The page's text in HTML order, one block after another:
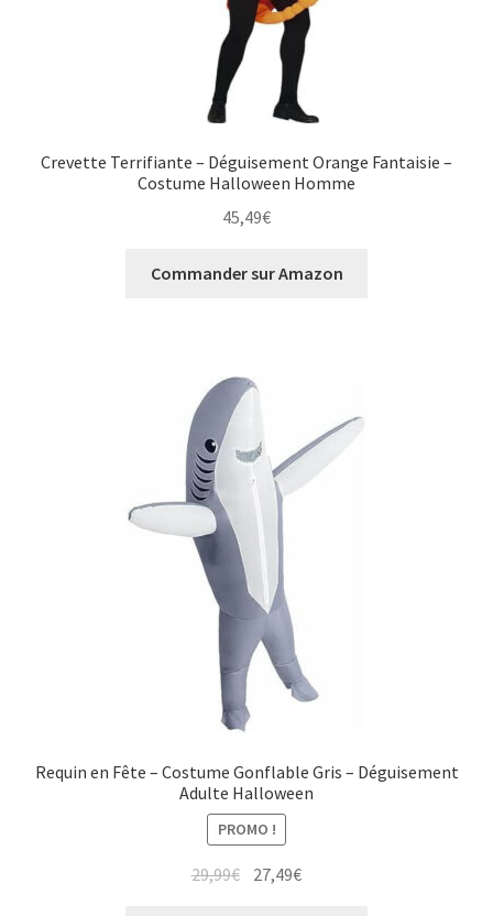
Crevette Terrifiante – Déguisement Orange Fantaisie –
Costume Halloween Homme
45,49€
Commander sur Amazon
Requin en Fête – Costume Gonflable Gris – Déguisement
Adulte Halloween
PROMO !
29,99€ Le27,49€Le